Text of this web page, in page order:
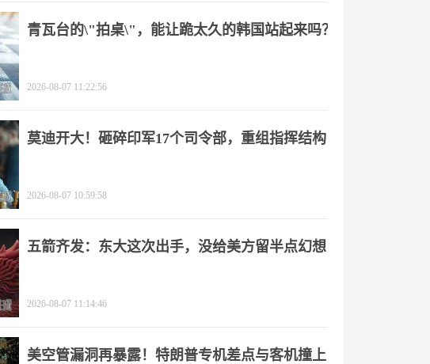
青瓦台的\"拍桌\"，能让跪太久的韩国站起来吗？
2026-08-07 11:22:56
莫迪开大！砸碎印军17个司令部，重组指挥结构
2026-08-07 10:59:58
五箭齐发：东大这次出手，没给美方留半点幻想
2026-08-07 11:14:46
美空管漏洞再暴露！特朗普专机差点与客机撞上